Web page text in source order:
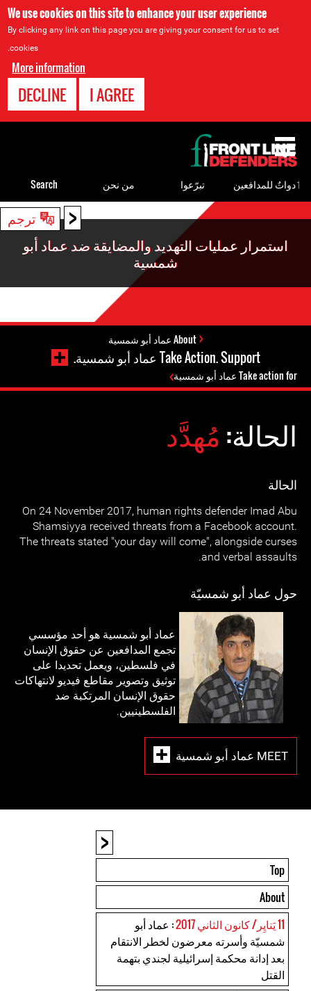
We use cookies on this site to enhance your user experience
By clicking any link on this page you are giving your consent for us to set
cookies.
More information
I AGREE
DECLINE
< ترجم
استمرار عمليات التهديد والمضايقة ضد عماد أبو
شمسية
About عماد أبو شمسية
Take Action. Support عماد أبو شمسية.
Take action for عماد أبو شمسية
الحالة: مُهدَّد
الحالة
On 24 November 2017, human rights defender Imad Abu
Shamsiyya received threats from a Facebook account.
The threats stated "your day will come", alongside curses
and verbal assaults.
حول عماد أبو شمسيّة
عماد أبو شمسية هو أحد مؤسسي
تجمع المدافعين عن حقوق الإنسان
في فلسطين، ويعمل تحديدا على
توثيق وتصوير مقاطع فيديو لانتهاكات
حقوق الإنسان المرتكبة ضد
الفلسطينيين.
MEET عماد أبو شمسية
<
Top
About
11 يَنايِر/ كانون الثاني 2017
: عماد أبو
شمسيّة وأسرته معرضون لخطر الانتقام
بعد إدانة محكمة إسرائيلية لجندي بتهمة
القتل
to
top
ٲدواتٌ للمدافعين تبرّعوا من نحن Search